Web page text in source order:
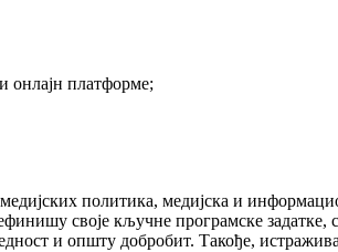
онлајн платформе;
политика, медијска и
своје кључне програмске
и општу добробит. Такође,